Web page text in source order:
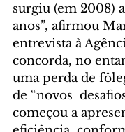
surgiu (em 2008)
anos”, afirmou
entrevista à
concorda, no
uma perda de
de “novos
começou a